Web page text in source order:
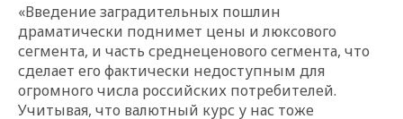
«Введение заградительных пошлин
драматически поднимет цены и люксового
сегмента, и часть среднеценового сегмента, что
сделает его фактически недоступным для
огромного числа российских потребителей.
Учитывая, что валютный курс у нас тоже